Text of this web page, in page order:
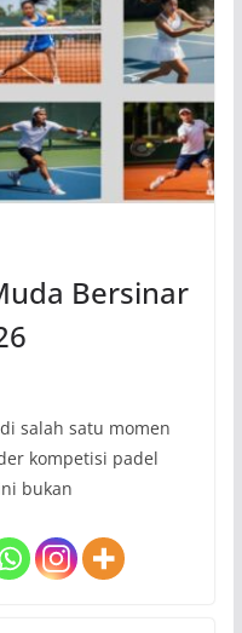
Bersinar
salah satu momen
kompetisi padel
bukan